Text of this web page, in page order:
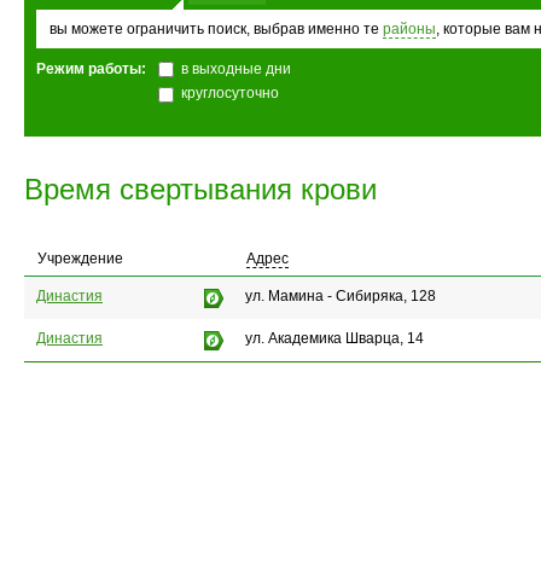
вы можете ограничить поиск, выбрав именно те районы, которые вам
Режим работы:
в выходные дни
круглосуточно
Время свертывания крови
Учреждение Адрес
Династия ул. Мамина - Сибиряка, 128
Династия ул. Академика Шварца, 14